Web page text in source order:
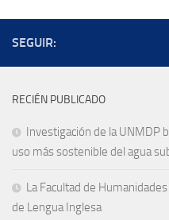
SEGUIR:
RECIÉN PUBLICADO
Investigación de la UNMDP
uso más sostenible del agua
La Facultad de
de Lengua Inglesa